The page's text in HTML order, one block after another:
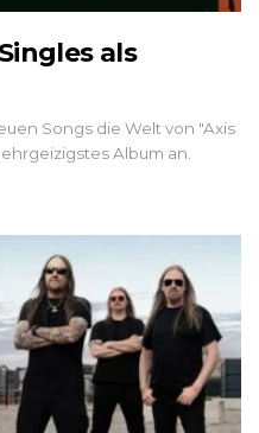
als
Songs die Welt von "Axis
Album an.